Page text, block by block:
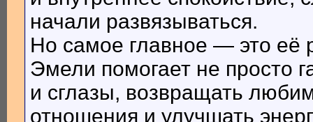
начали развязываться.
Но самое главное — это её
Эмели помогает не просто
и сглазы, возвращать
отношения и улучшать